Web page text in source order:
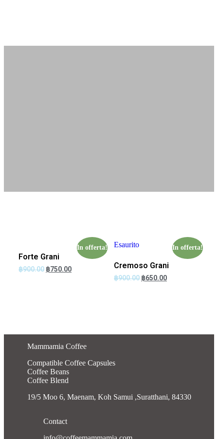
In offerta!
Forte Grani
฿900.00 ฿750.00
Esaurito In offerta!
Cremoso Grani
฿900.00 ฿650.00
Mammamia Coffee
Compatible Coffee Capsules
Coffee Beans
Coffee Blend
19/5 Moo 6, Maenam, Koh Samui ,Suratthani, 84330
Contact